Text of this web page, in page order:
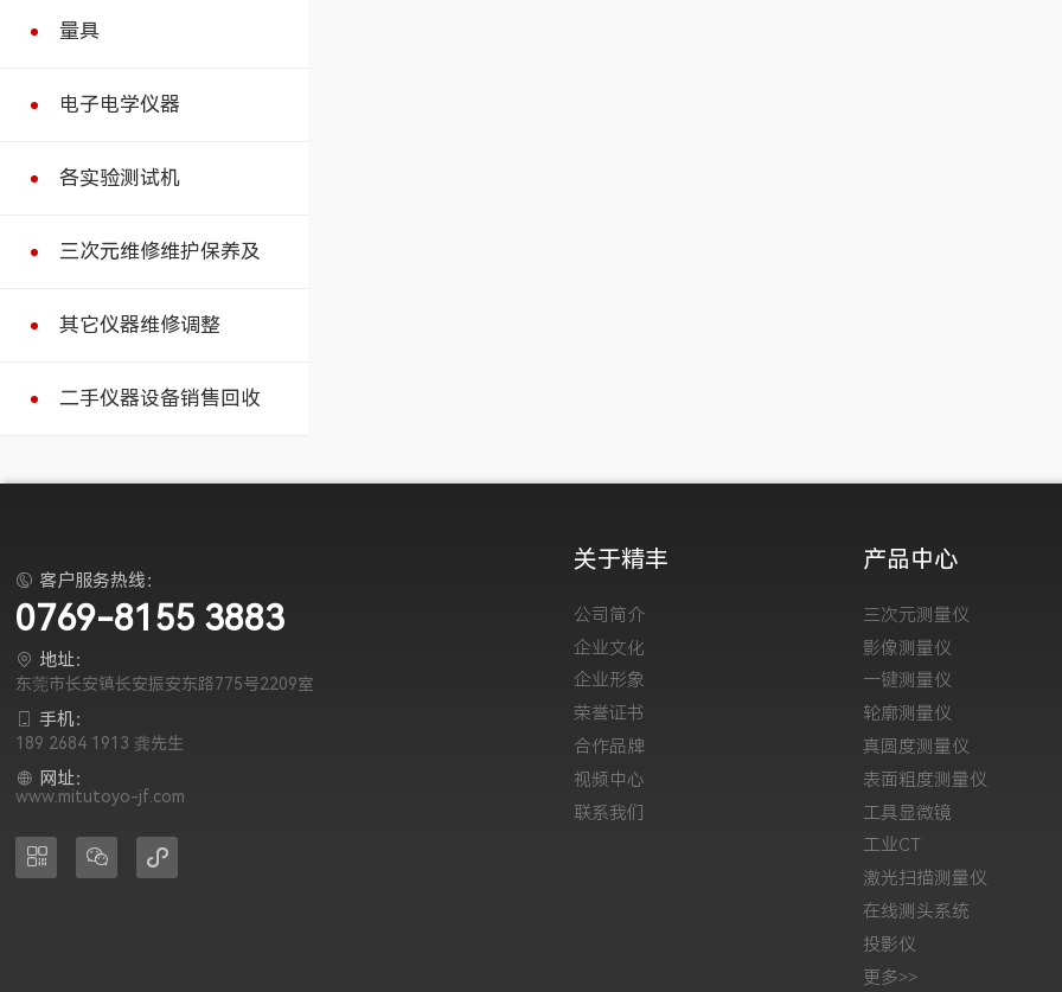
量具
电子电学仪器
各实验测试机
三次元维修维护保养及
其它仪器维修调整
二手仪器设备销售回收
 客户服务热线：
0769-8155 3883
 地址：
东莞市长安镇长安振安东路775号2209室
手机：
189 2684 1913 龚先生
 网址：
www.mitutoyo-jf.com
  
关于精丰
公司简介
企业文化
企业形象
荣誉证书
合作品牌
视频中心
联系我们
产品中心
三次元测量仪
影像测量仪
一键测量仪
轮廓测量仪
真圆度测量仪
表面粗度测量仪
工具显微镜
工业CT
激光扫描测量仪
在线测头系统
投影仪
更多>>